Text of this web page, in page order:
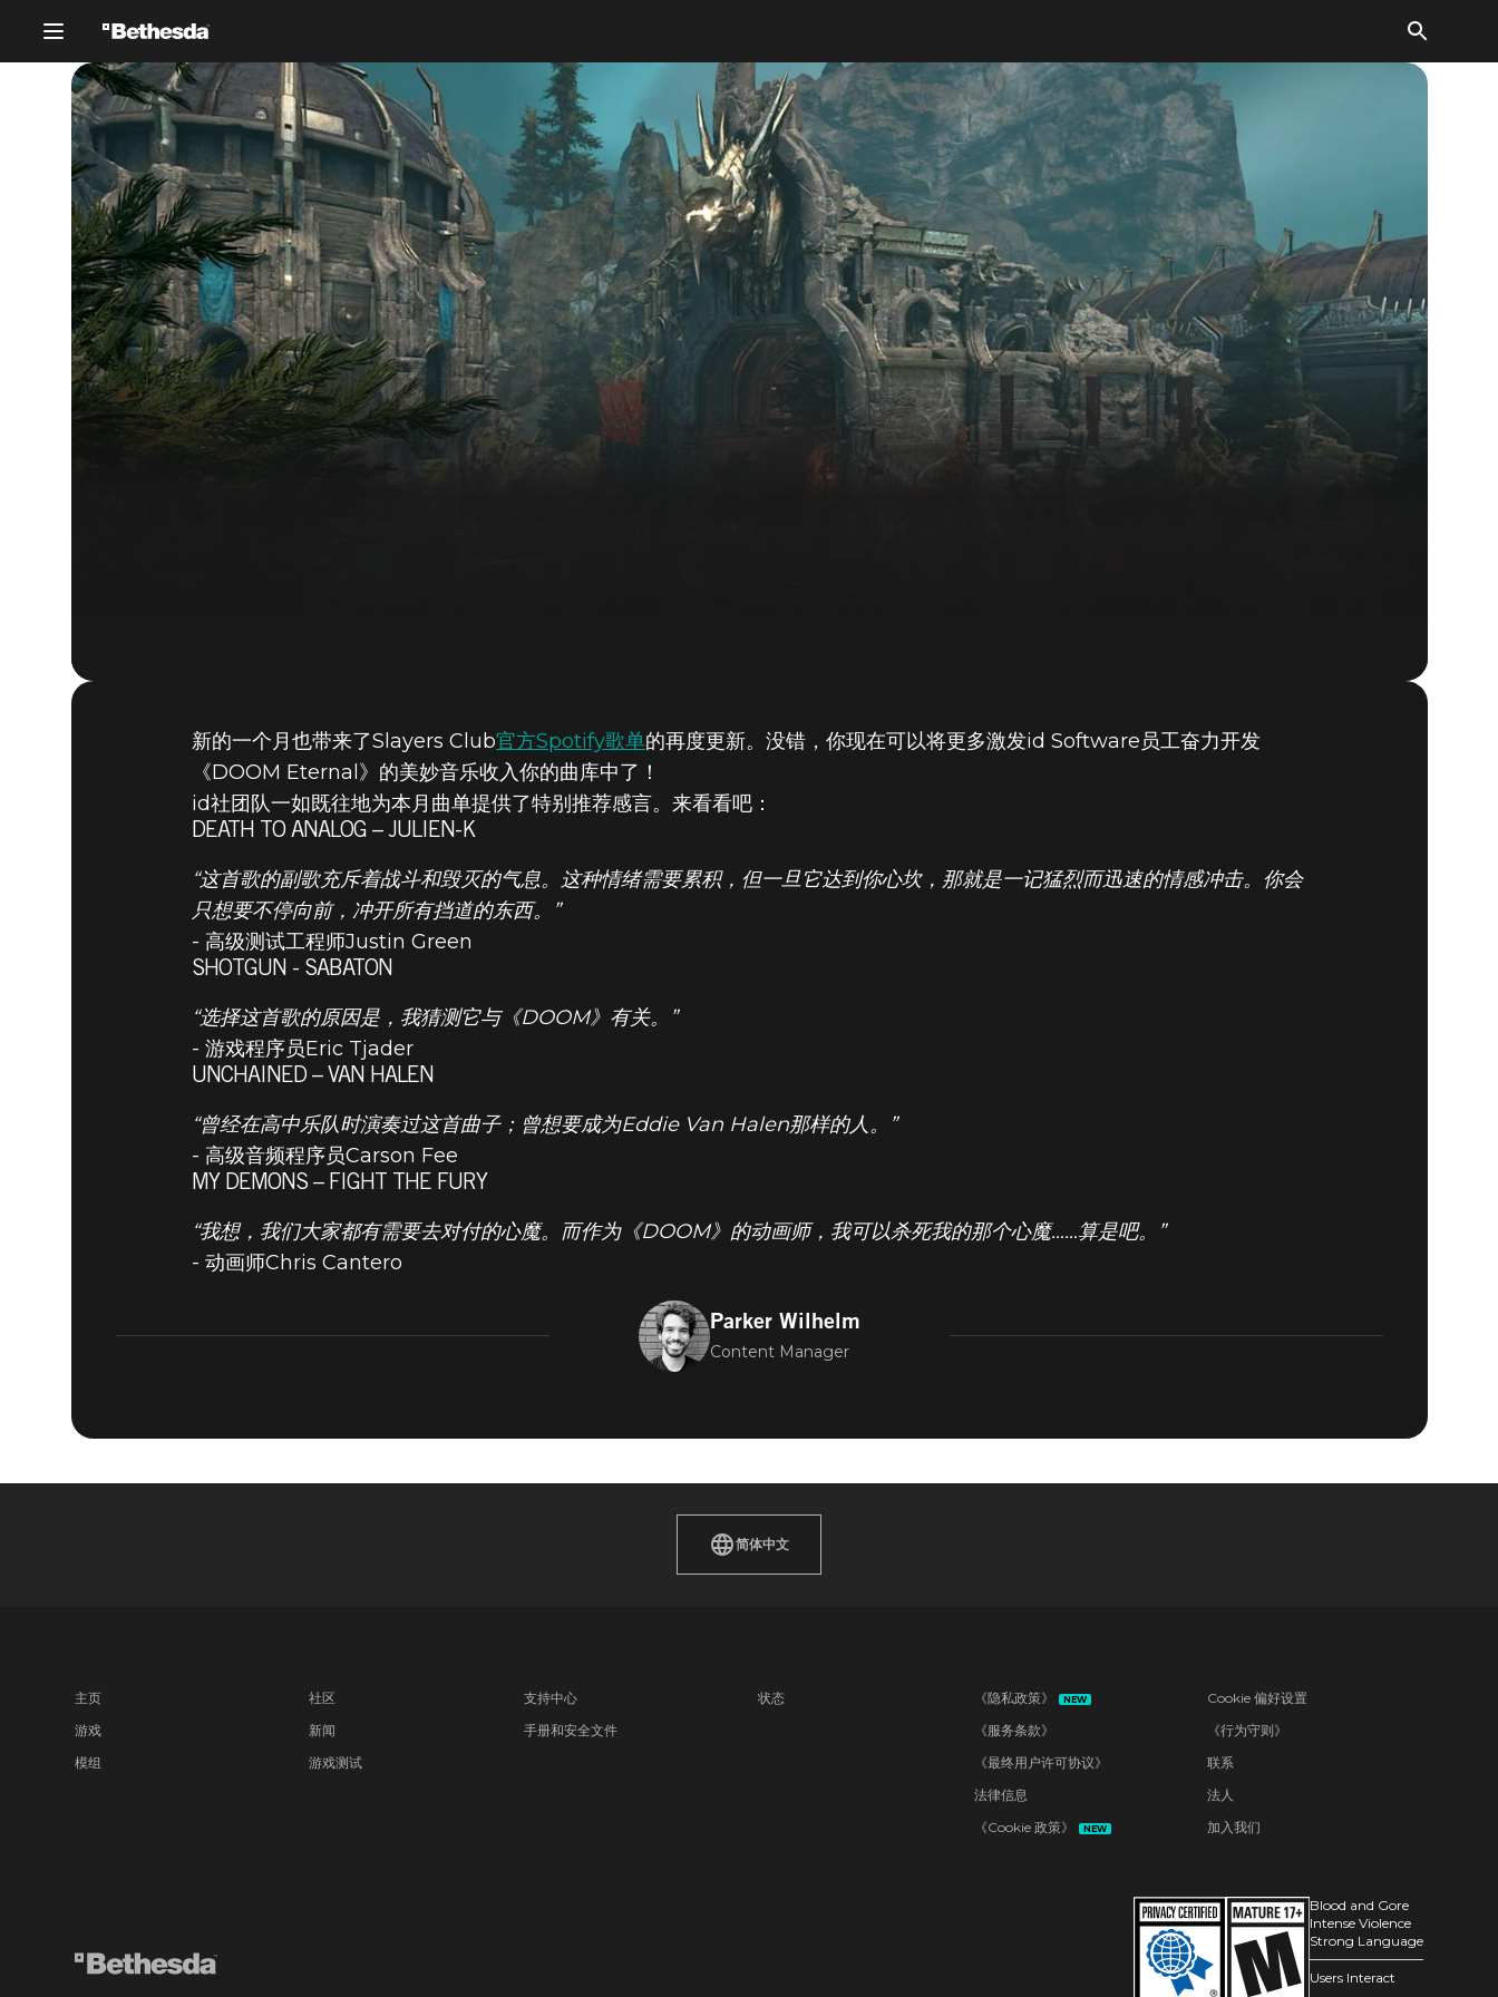
DOOM® Eternal 2019年9月02日
九月DOOM灵感歌单放送
新的一个月也带来了Slayers Club官方Spotify歌单的再度更新。没错，你现在可以将更多激发id Software员工奋力开发
《DOOM Eternal》的美妙音乐收入你的曲库中了！
id社团队一如既往地为本月曲单提供了特别推荐感言。来看看吧：
DEATH TO ANALOG – JULIEN-K
“这首歌的副歌充斥着战斗和毁灭的气息。这种情绪需要累积，但一旦它达到你心坎，那就是一记猛烈而迅速的情感冲击。你会
只想要不停向前，冲开所有挡道的东西。”
- 高级测试工程师Justin Green
SHOTGUN - SABATON
“选择这首歌的原因是，我猜测它与《DOOM》有关。”
- 游戏程序员Eric Tjader
UNCHAINED – VAN HALEN
“曾经在高中乐队时演奏过这首曲子；曾想要成为Eddie Van Halen那样的人。”
- 高级音频程序员Carson Fee
MY DEMONS – FIGHT THE FURY
“我想，我们大家都有需要去对付的心魔。而作为《DOOM》的动画师，我可以杀死我的那个心魔……算是吧。”
- 动画师Chris Cantero
Parker Wilhelm
Content Manager
简体中文
主页
游戏
模组
社区
新闻
游戏测试
支持中心
手册和安全文件
状态 《隐私政策》 NEW
《服务条款》
《最终用户许可协议》
法律信息
《Cookie 政策》
NEW
Cookie 偏好设置
《行为守则》
联系
法人
加入我们
Blood and Gore
Intense Violence
Strong Language
Users Interact